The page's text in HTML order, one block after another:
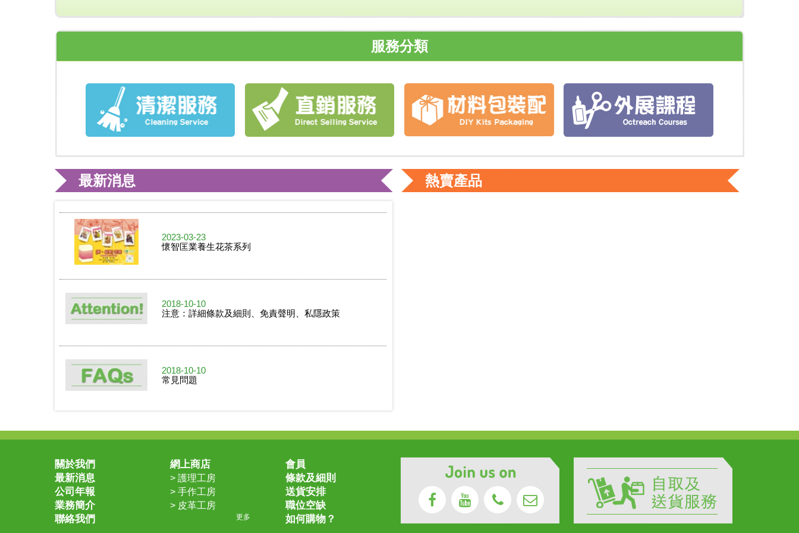
服務分類
最新消息
懷智匡業養生花茶系列
注意：詳細條款及細則、免責聲明、私隱政策
常見問題
2018-10-10
送貨安排
2018-03-20
全新產品商標
熱賣產品
關於我們
最新消息
公司年報
業務簡介
聯絡我們
網上商店
> 護理工房
> 手作工房
> 皮革工房
更多
會員
條款及細則
送貨安排
職位空缺
如何購物？